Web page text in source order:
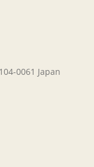
0061 Japan